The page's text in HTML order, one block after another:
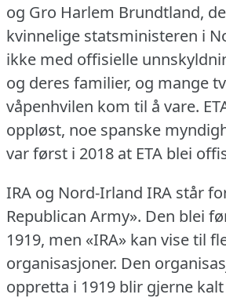
og Gro Harlem Brundtland,
kvinnelige statsministeren i
ikke med offisielle
og deres familier, og mange
våpenhvilen kom til å vare.
oppløst, noe spanske
var først i 2018 at ETA blei
IRA og Nord-Irland IRA står
Republican Army». Den blei
1919, men «IRA» kan vise til
organisasjoner. Den
oppretta i 1919 blir gjerne